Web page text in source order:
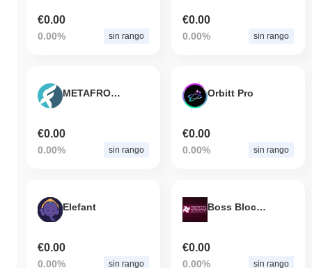
€0.00
0.00% sin rango
€0.00
0.00% sin rango
METAFROMCO
€0.00
0.00% sin rango
Orbitt Pro
€0.00
0.00% sin rango
Elefant
€0.00
0.00% sin rango
Boss Blockchain
€0.00
0.00% sin rango